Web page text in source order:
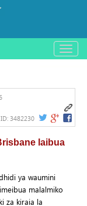
باز
و
3482230
laibua
ya waumini
malalmiko
za kiraia la